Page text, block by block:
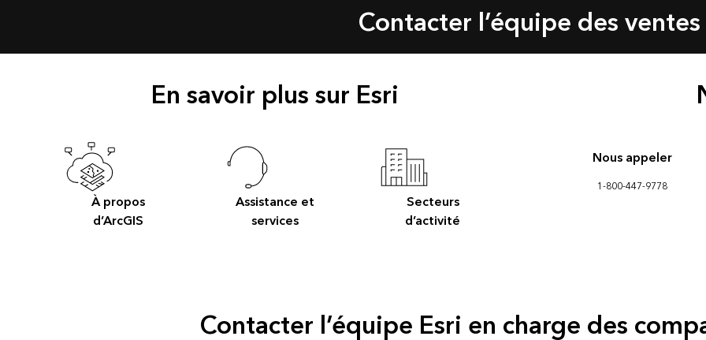
Contacter l’équipe des ventes
En savoir plus sur Esri
À propos
d’ArcGIS
Assistance et
services
Secteurs
d’activité
Nous appeler
1-800-447-9778
Contacter l’équipe Esri en charge des